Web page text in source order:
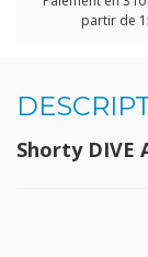
partir de
Shorty DIVE